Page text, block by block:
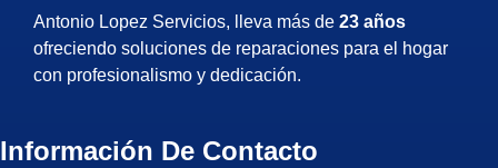
Antonio Lopez Servicios, lleva más de 23 años
ofreciendo soluciones de reparaciones para el hogar
con profesionalismo y dedicación.
Información De Contacto